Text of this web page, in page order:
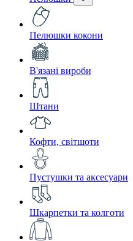
Пелюшки кокони
В'язані вироби
Штани
Кофти, світшоти
Пустушки та аксесуари
Шкарпетки та колготи